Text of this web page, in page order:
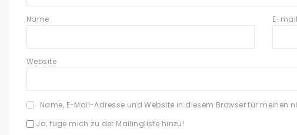
Name E-mail
Website
Name, E-Mail-Adresse und Website in diesem Browser für meinen
Ja, füge mich zu der Mailingliste hinzu!